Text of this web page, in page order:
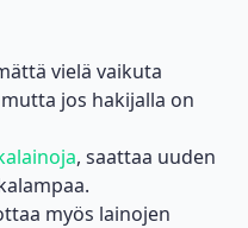
vielä vaikuta
jos hakijalla on
, saattaa uuden
myös lainojen